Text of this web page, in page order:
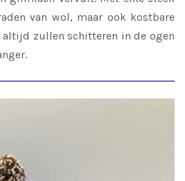
van wol, maar ook kostbare
zullen schitteren in de ogen